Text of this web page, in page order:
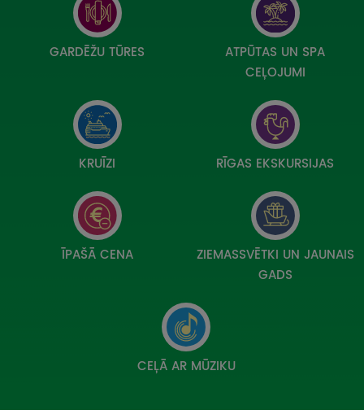
UZŅEMOŠAIS TŪRISMS
IMPRO KONKURSI
CEĻOJUMU APDROŠINĀŠANA
ATSAUKSMES PAR CEĻOJUMU
PIEMIŅAS ISTABA
Seko mums:
GARDĒŽU TŪRES
ATPŪTAS UN SPA
CEĻOJUMI
KRUĪZI RĪGAS EKSKURSIJAS
ĪPAŠĀ CENA
ZIEMASSVĒTKI UN JAUNAIS
GADS
CEĻĀ AR MŪZIKU